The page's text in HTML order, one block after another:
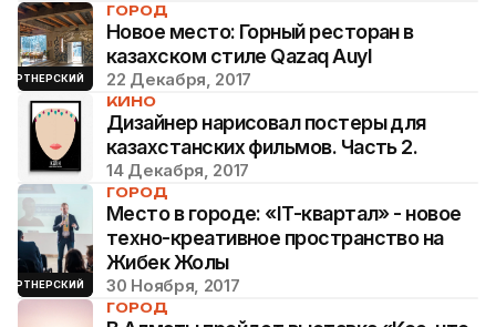
ПАРТНЕРСКИЙ
ГОРОД
Новое место: Горный ресторан в
казахском стиле Qazaq Auyl
22 Декабря, 2017
КИНО
Дизайнер нарисовал постеры для
казахстанских фильмов. Часть 2.
14 Декабря, 2017
ПАРТНЕРСКИЙ
ГОРОД
Место в городе: «IT-квартал» - новое
техно-креативное пространство на
Жибек Жолы
30 Ноября, 2017
ГОРОД